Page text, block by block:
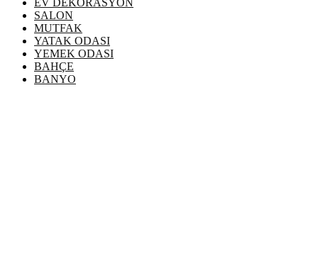
SALON
MUTFAK
YATAK ODASI
YEMEK ODASI
BAHÇE
BANYO